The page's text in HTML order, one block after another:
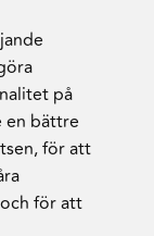
på
bättre
,för att
för att